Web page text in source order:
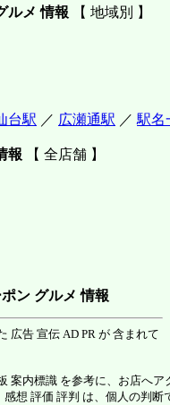
ルメ 情報 【 地域別 】
台駅 ／ 広瀬通駅 ／ 駅名
報 【 全店舗 】
ン グルメ 情報
広告 宣伝 AD PR が 含まれて
案内標識 を参考に、お店へア
想 評価 評判 は、個人の判断